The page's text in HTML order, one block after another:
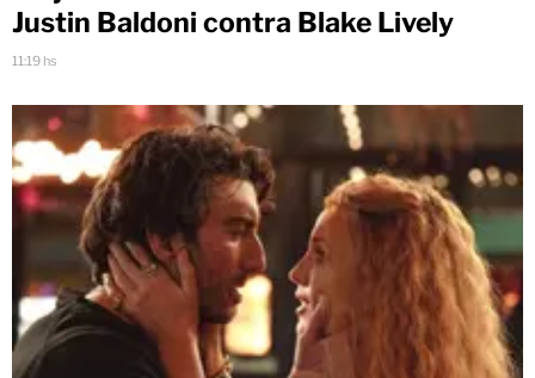
Justin Baldoni contra Blake Lively
11:19 hs